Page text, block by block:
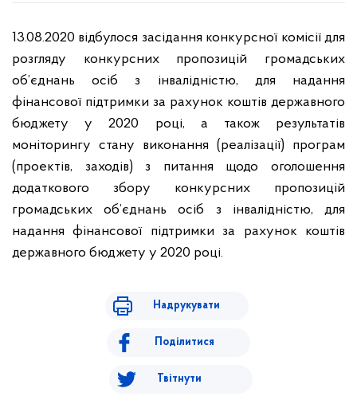
13.08.2020 відбулося засідання конкурсної комісії для
розгляду конкурсних пропозицій громадських
об’єднань осіб з інвалідністю, для надання
фінансової підтримки за рахунок коштів державного
бюджету у 2020 році, а також результатів
моніторингу стану виконання (реалізації) програм
(проектів, заходів) з питання щодо оголошення
додаткового збору конкурсних пропозицій
громадських об’єднань осіб з інвалідністю, для
надання фінансової підтримки за рахунок коштів
державного бюджету у 2020 році.
Надрукувати
Поділитися
Твітнути